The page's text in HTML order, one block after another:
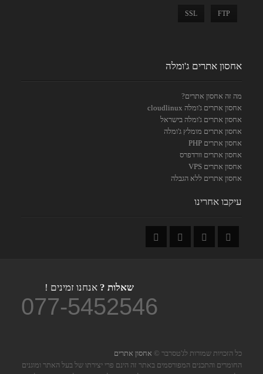
FTP
SSL
אחסון אתרים ג'ומלה
מה זה אחסון אתרים?
אחסון אתרים ג'ומלה cloudlinux
אחסון אתרים ג'ומלה בישראל
אחסון אתרים מומלץ ג'ומלה
אחסון אתרים PHP
אחסון אתרים וורדפרס
אחסון אתרים VPS
אחסון אתרים ללא הגבלה
עיקבו אחרינו
שאלות ? אנחנו זמינים !
077-5452546
כל הזכויות שמורות לג'טסרבר © אחסון אתרים
החומרים והתכנים המפורסמים באתר זה הינם פרי יצירתו של בעל האתר ומוגנים